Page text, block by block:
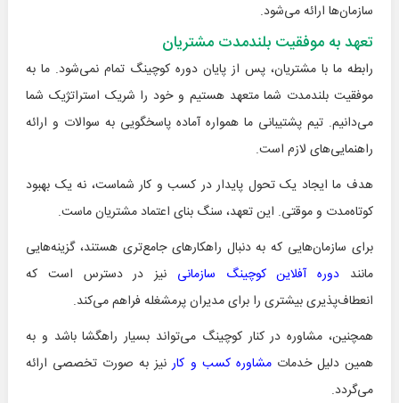
سازمان‌ها ارائه می‌شود.
تعهد به موفقیت بلندمدت مشتریان
رابطه ما با مشتریان، پس از پایان دوره کوچینگ تمام نمی‌شود. ما به
موفقیت بلندمدت شما متعهد هستیم و خود را شریک استراتژیک شما
می‌دانیم. تیم پشتیبانی ما همواره آماده پاسخگویی به سوالات و ارائه
راهنمایی‌های لازم است.
هدف ما ایجاد یک تحول پایدار در کسب و کار شماست، نه یک بهبود
کوتاه‌مدت و موقتی. این تعهد، سنگ بنای اعتماد مشتریان ماست.
برای سازمان‌هایی که به دنبال راهکارهای جامع‌تری هستند، گزینه‌هایی
مانند دوره آفلاین کوچینگ سازمانی نیز در دسترس است که
انعطاف‌پذیری بیشتری را برای مدیران پرمشغله فراهم می‌کند.
همچنین، مشاوره در کنار کوچینگ می‌تواند بسیار راهگشا باشد و به
همین دلیل خدماتمشاوره کسب و کارنیز به صورت تخصصی ارائه
می‌گردد.